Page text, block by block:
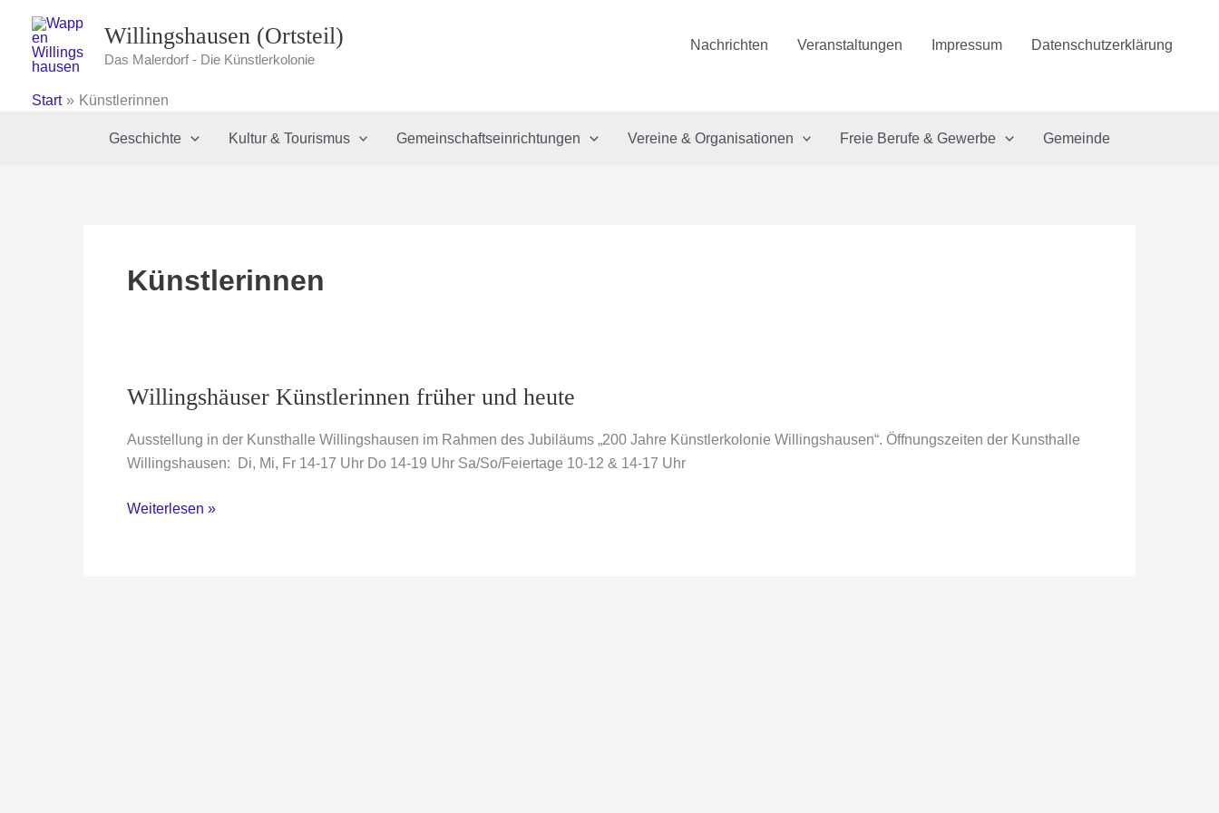
Inhalt
springen
Willingshausen (Ortsteil)
Das Malerdorf - Die Künstlerkolonie
Nachrichten Veranstaltungen Impressum Datenschutzerklärung
Start Künstlerinnen
Geschichte Kultur & Tourismus Gemeinschaftseinrichtungen Vereine & Organisationen Freie Berufe & Gewerbe Gemeinde
Künstlerinnen
Willingshäuser Künstlerinnen früher und heute
Ausstellung in der Kunsthalle Willingshausen im Rahmen des Jubiläums „200 Jahre Künstlerkolonie Willingshausen“. Öffnungszeiten der Kunsthalle
Willingshausen: Di, Mi, Fr 14-17 Uhr Do 14-19 Uhr Sa/So/Feiertage 10-12 & 14-17 Uhr
Willingshäuser
Weiterlesen »